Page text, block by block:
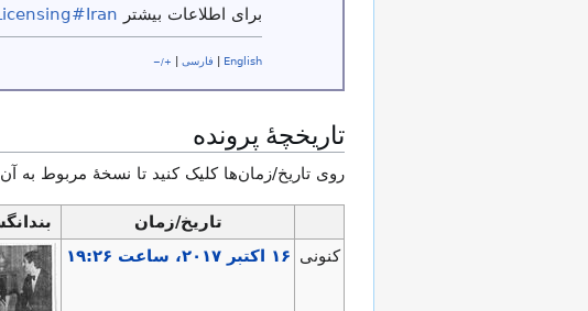
برای اطلاعات بیشتر
English فارسی +/−
تاریخچهٔ پرونده
روی تاریخ/زمان‌ها کلیک کنید تا نسخهٔ مربوط به آن
تاریخ/زمان
کنونی